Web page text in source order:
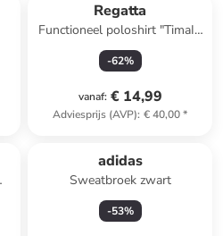
Regatta
Functioneel poloshirt "TimaII"
turquoise
-62%
vanaf: € 14,99
Adviesprijs (AVP): € 40,00*
adidas
Sweatbroek zwart
-53%